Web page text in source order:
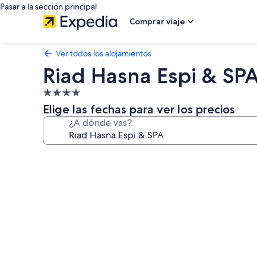
Pasar a la sección principal
Comprar viaje
Ver todos los alojamientos
Riad Hasna Espi &
Alojamiento
de
4.0 estrellas
Elige las fechas para ver los precios
¿A dónde vas?